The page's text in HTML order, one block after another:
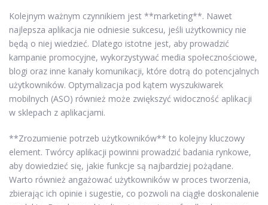
Kolejnym ważnym czynnikiem jest **marketing**. Nawet
najlepsza aplikacja nie odniesie sukcesu, jeśli użytkownicy nie
będą o niej wiedzieć. Dlatego istotne jest, aby prowadzić
kampanie promocyjne, wykorzystywać media społecznościowe,
blogi oraz inne kanały komunikacji, które dotrą do potencjalnych
użytkowników. Optymalizacja pod kątem wyszukiwarek
mobilnych (ASO) również może zwiększyć widoczność aplikacji
w sklepach z aplikacjami.
**Zrozumienie potrzeb użytkowników** to kolejny kluczowy
element. Twórcy aplikacji powinni prowadzić badania rynkowe,
aby dowiedzieć się, jakie funkcje są najbardziej pożądane.
Warto również angażować użytkowników w proces tworzenia,
zbierając ich opinie i sugestie, co pozwoli na ciągłe doskonalenie